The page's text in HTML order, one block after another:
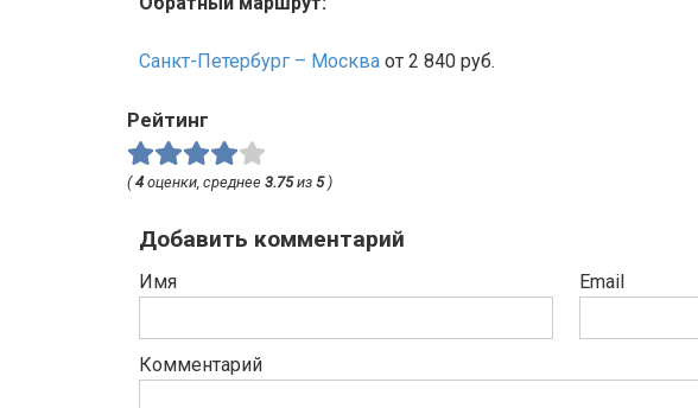
Санкт-Петербург – Москва от 2 840 руб.
Рейтинг
(4 оценки, среднее 3.75из 5)
Добавить комментарий
Имя Email
Комментарий